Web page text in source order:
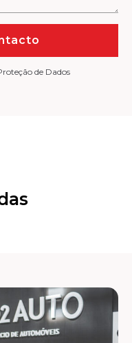
de Dados